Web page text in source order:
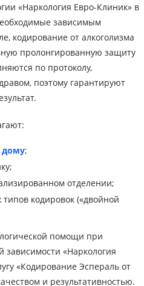
«Наркология Евро-Клиник» в
зависимым
кодирование от алкоголизма
пролонгированную защиту
по протоколу,
поэтому гарантируют
дому;
отделении;
кодировок («двойной
помощи при
зависимости «Наркология
«Кодирование Эспераль от
и результативностью.